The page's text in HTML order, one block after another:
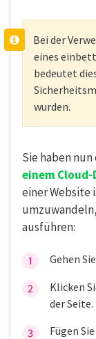
Bei der
eines
bedeutet
wurden.
Sie haben
einem
einer Website
ausführen:
Gehen
Klicken
der Seite.
Fügen